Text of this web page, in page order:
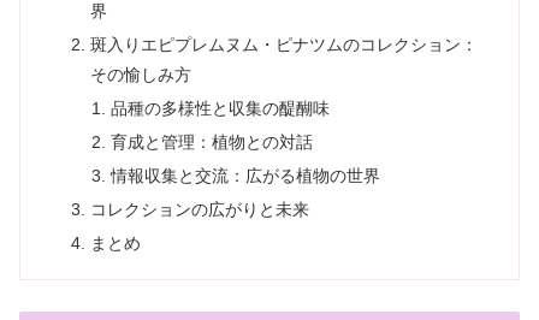
界
斑入りエピプレムヌム・ピナツムのコレクション：
その愉しみ方
品種の多様性と収集の醍醐味
育成と管理：植物との対話
情報収集と交流：広がる植物の世界
コレクションの広がりと未来
まとめ